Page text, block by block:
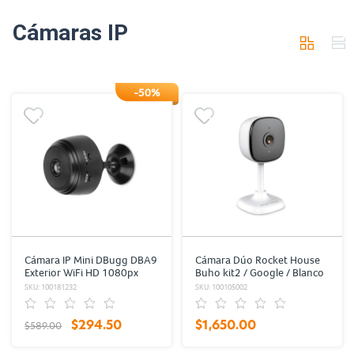
Cámaras IP
-50%
Cámara IP Mini DBugg DBA9
Exterior WiFi HD 1080px
SKU: 100181232
$589.00 $294.50
Cámara Dúo Rocket House
Buho kit2 / Google / Blanco
SKU: 100105002
$1,650.00